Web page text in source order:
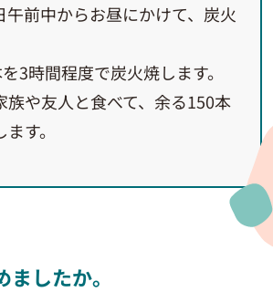
午前中からお昼にかけて、炭火
3時間程度で炭火焼します。
族や友人と食べて、余る150本
す。
したか。